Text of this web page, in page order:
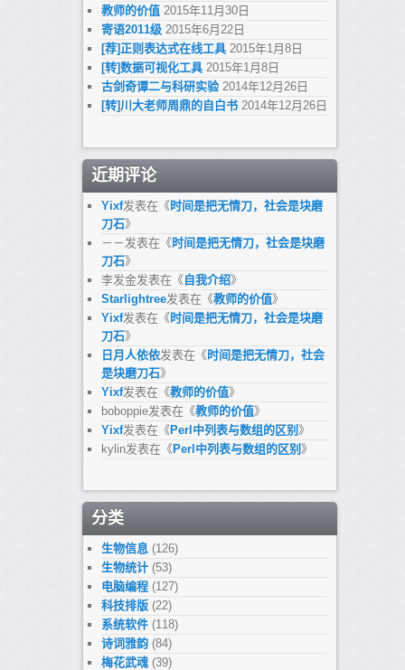
教师的价值 2015年11月30日
寄语2011级 2015年6月22日
[荐]正则表达式在线工具 2015年1月8日
[转]数据可视化工具 2015年1月8日
古剑奇谭二与科研实验 2014年12月26日
[转]川大老师周鼎的自白书 2014年12月26日
近期评论
Yixf发表在《时间是把无情刀，社会是块磨
刀石》
－－发表在《时间是把无情刀，社会是块磨
刀石》
李发金发表在《自我介绍》
Starlightree发表在《教师的价值》
Yixf发表在《时间是把无情刀，社会是块磨
刀石》
日月人依依发表在《时间是把无情刀，社会
是块磨刀石》
Yixf发表在《教师的价值》
boboppie发表在《教师的价值》
Yixf发表在《Perl中列表与数组的区别 》
kylin发表在《Perl中列表与数组的区别 》
分类
生物信息 (126)
生物统计(53)
电脑编程(127)
科技排版(22)
系统软件(118)
诗词雅韵(84)
梅花武魂(39)